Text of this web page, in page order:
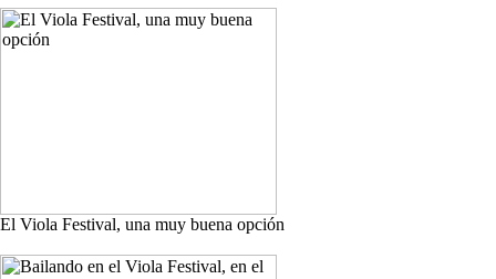
El Viola Festival, una muy buena opción